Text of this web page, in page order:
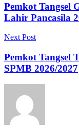
Pemkot Tangsel
Lahir Pancasila
Next Post
Pemkot Tangsel
SPMB 2026/2027